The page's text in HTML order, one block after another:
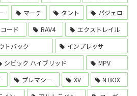
マーチ タント
パジェロ
ード RAV4
エクストレイル
トバック
インプレッサ
シビック ハイブリッド
MPV
プレマシー XV
N BOX